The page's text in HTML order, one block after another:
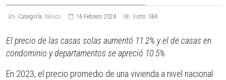
Categoría: México 16 Febrero 2024 Visto: 584
El precio de las casas solas aumentó 11.2% y el de casas en
condominio y departamentos se apreció 10.5%
En 2023, el precio promedio de una vivienda a nivel nacional